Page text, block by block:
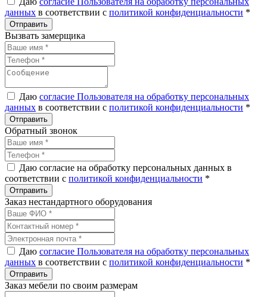
данных в соответствии с политикой конфиденциальности *
Вызвать замерщика
Даю согласие Пользователя на обработку персональных
данных в соответствии с политикой конфиденциальности *
Обратный звонок
Даю согласие на обработку персональных данных в
соответствии с политикой конфиденциальности *
Заказ нестандартного оборудования
Даю согласие Пользователя на обработку персональных
данных в соответствии с политикой конфиденциальности *
Заказ мебели по своим размерам